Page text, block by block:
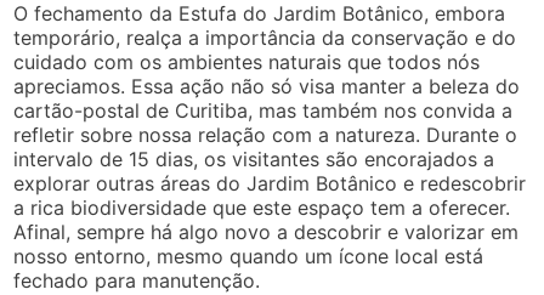
O fechamento da Estufa do Jardim Botânico, embora
temporário, realça a importância da conservação e do
cuidado com os ambientes naturais que todos nós
apreciamos. Essa ação não só visa manter a beleza do
cartão-postal de Curitiba, mas também nos convida a
refletir sobre nossa relação com a natureza. Durante o
intervalo de 15 dias, os visitantes são encorajados a
explorar outras áreas do Jardim Botânico e redescobrir
a rica biodiversidade que este espaço tem a oferecer.
Afinal, sempre há algo novo a descobrir e valorizar em
nosso entorno, mesmo quando um ícone local está
fechado para manutenção.